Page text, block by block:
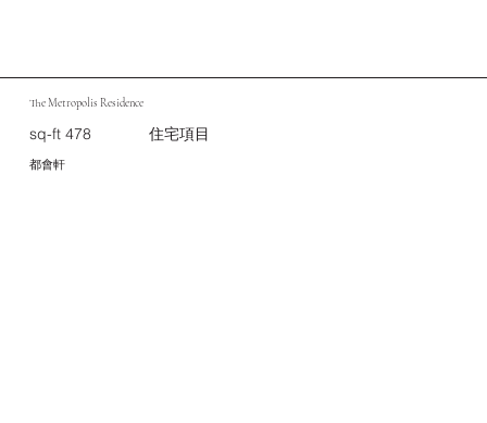
The Metropolis Residence
sq-ft 478 住宅項目
都會軒